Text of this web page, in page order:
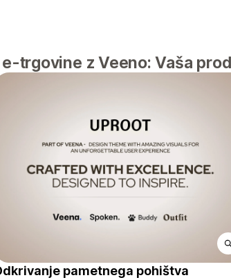
trgovine z Veeno: Vaša
pametnega pohištva